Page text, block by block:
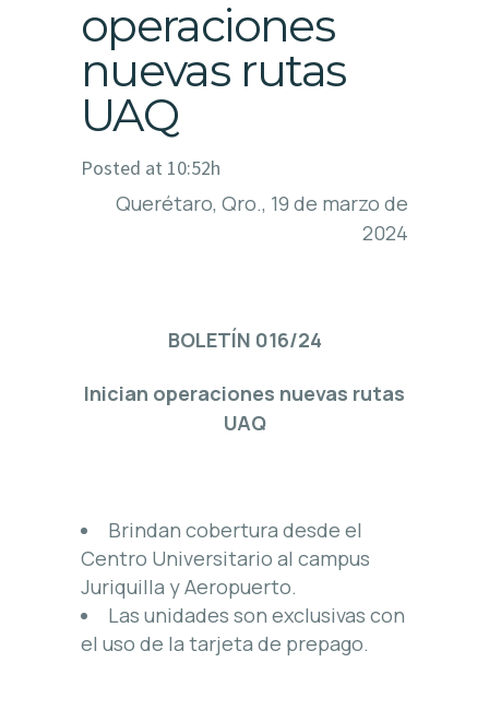
operaciones
nuevas rutas
UAQ
Posted at 10:52h
Querétaro, Qro., 19 de marzo de
2024
BOLETÍN 016/24
Inician operaciones nuevas rutas
UAQ
Brindan cobertura desde el
Centro Universitario al campus
Juriquilla y Aeropuerto.
Las unidades son exclusivas con
el uso de la tarjeta de prepago.